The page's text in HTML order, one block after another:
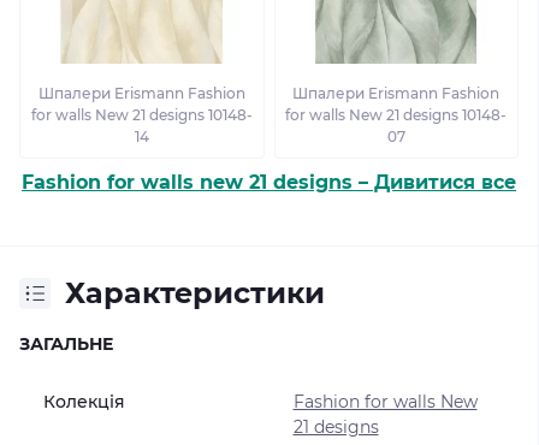
Шпалери Erismann Fashion
for walls New 21 designs 10148-
14
Шпалери Erismann Fashion
for walls New 21 designs 10148-
07
Fashion for walls new 21 designs – Дивитися все
Характеристики
ЗАГАЛЬНЕ
Колекція
Fashion for walls New
21 designs